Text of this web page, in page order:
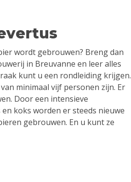
wordt gebrouwen? Breng dan
in Breuvanne en leer alles
kunt u een rondleiding krijgen.
minimaal vijf personen zijn. Er
Door een intensieve
koks worden er steeds nieuwe
gebrouwen. En u kunt ze